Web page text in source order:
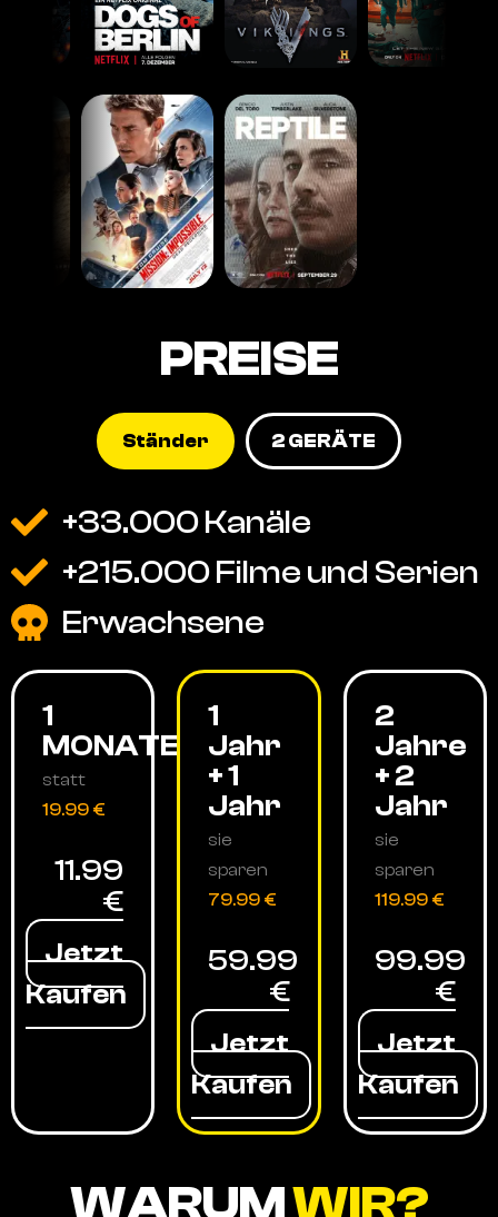
PREISE
Ständer 2 GERÄTE
+33.000 Kanäle
+215.000 Filme und Serien
Erwachsene
1
MONATE
statt
19.99 €
11.99
€
Jetzt
Kaufen
1
Jahr
+ 1
Jahr
sie
sparen
79.99 €
59.99
€
Jetzt
Kaufen
2
Jahre
+ 2
Jahr
sie
sparen
119.99 €
99.99
€
Jetzt
Kaufen
WARUMWIR?